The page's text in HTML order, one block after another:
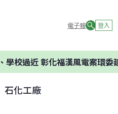
電子報 登入
近 彰化福漢風電案環委建議不
石化工廠